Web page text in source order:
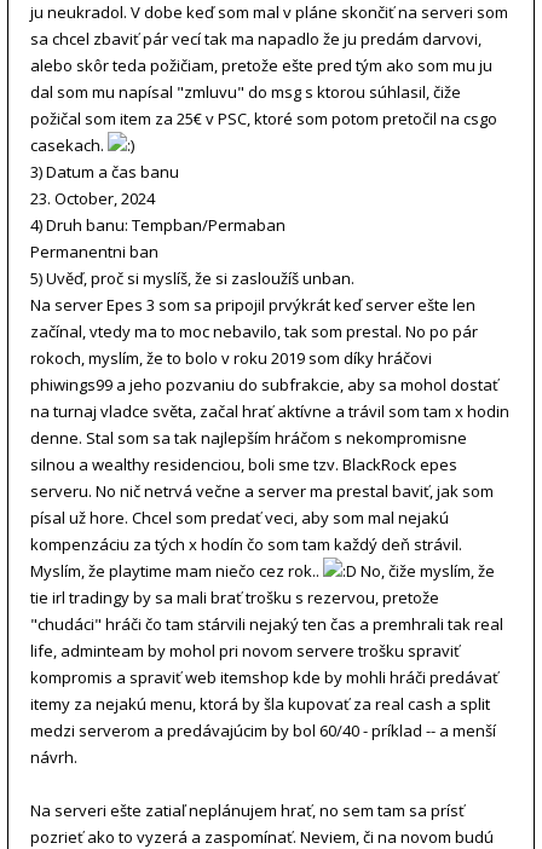
ju neukradol. V dobe keď som mal v pláne skončiť na serveri som
sa chcel zbaviť pár vecí tak ma napadlo že ju predám darvovi,
alebo skôr teda požičiam, pretože ešte pred tým ako som mu ju
dal som mu napísal "zmluvu" do msg s ktorou súhlasil, čiže
požičal som item za 25€ v PSC, ktoré som potom pretočil na csgo
casekach.
3) Datum a čas banu
23. October, 2024
4) Druh banu: Tempban/Permaban
Permanentni ban
5) Uvěď, proč si myslíš, že si zasloužíš unban.
Na server Epes 3 som sa pripojil prvýkrát keď server ešte len
začínal, vtedy ma to moc nebavilo, tak som prestal. No po pár
rokoch, myslím, že to bolo v roku 2019 som díky hráčovi
phiwings99 a jeho pozvaniu do subfrakcie, aby sa mohol dostať
na turnaj vladce světa, začal hrať aktívne a trávil som tam x hodin
denne. Stal som sa tak najlepším hráčom s nekompromisne
silnou a wealthy residenciou, boli sme tzv. BlackRock epes
serveru. No nič netrvá večne a server ma prestal baviť, jak som
písal už hore. Chcel som predať veci, aby som mal nejakú
kompenzáciu za tých x hodín čo som tam každý deň strávil.
Myslím, že playtime mam niečo cez rok..
No, čiže myslím, že
tie irl tradingy by sa mali brať trošku s rezervou, pretože
"chudáci" hráči čo tam stárvili nejaký ten čas a premhrali tak real
life, adminteam by mohol pri novom servere trošku spraviť
kompromis a spraviť web itemshop kde by mohli hráči predávať
itemy za nejakú menu, ktorá by šla kupovať za real cash a split
medzi serverom a predávajúcim by bol 60/40 - príklad -- a menší
návrh.
Na serveri ešte zatiaľ neplánujem hrať, no sem tam sa prísť
pozrieť ako to vyzerá a zaspomínať. Neviem, či na novom budú